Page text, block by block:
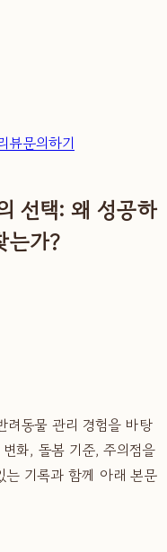
뷰문의하기
선택: 왜 성공하
는가?
려동물 관리 경험을 바탕
화, 돌봄 기준, 주의점을
는 기록과 함께 아래 본문